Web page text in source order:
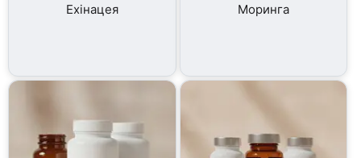
Ехінацея Моринга